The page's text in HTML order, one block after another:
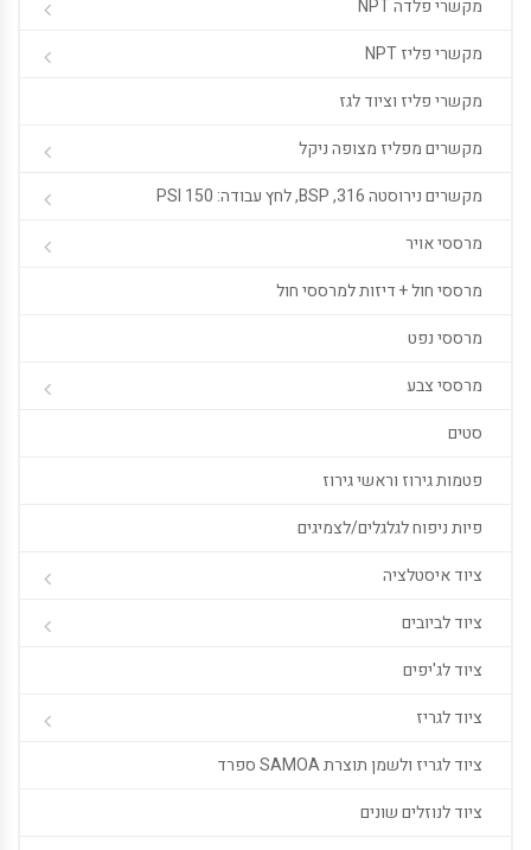
מקשרי פלדה NPT
מקשרי פליז NPT
מקשרי פליז וציוד לגז
מקשרים מפליז מצופה ניקל
מקשרים נירוסטה 316, BSP, לחץ עבודה: 150 PSI
מרססי אויר
מרססי חול + דיזות למרססי חול
מרססי נפט
מרססי צבע
סטים
פטמות גירוז וראשי גירוז
פיות ניפוח לגלגלים/לצמיגים
ציוד איסטלציה
ציוד לביובים
ציוד לג'יפים
ציוד לגריז
ציוד לגריז ולשמן תוצרת SAMOA ספרד
ציוד לנוזלים שונים